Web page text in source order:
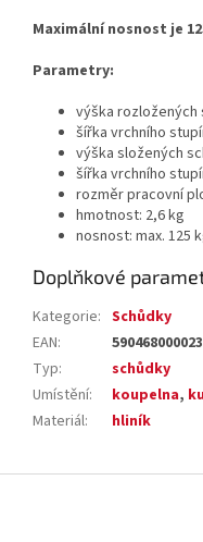
Maximální nosnost je
Parametry:
výška rozložených
šířka vrchního
výška složených
šířka vrchního
rozměr pracovní
hmotnost: 2,6 kg
nosnost: max. 125
Doplňkové
Kategorie: Schůdky
EAN:
Typ:
schůdky
Umístění: koupelna,
Materiál: hliník